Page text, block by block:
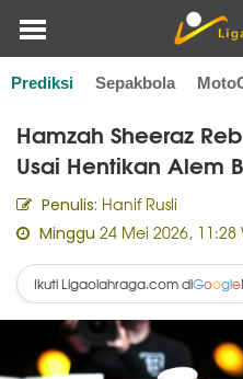
Prediksi Sepakbola
Home Tinju
Hamzah Sheeraz
Usai Hentikan Alem
Penulis: Hanif Rusli
Minggu 24 Mei 2026, 11:28
Ikuti Ligaolahraga.com diGoogle